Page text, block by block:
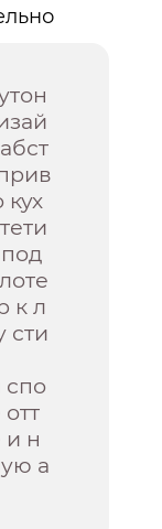
кух
под
к л
сти
спо
и н
а